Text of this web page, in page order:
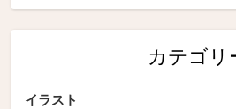
カテゴリ
イラスト